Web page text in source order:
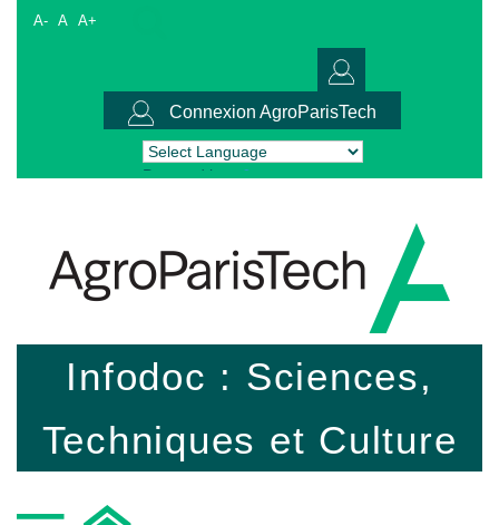
A- A A+
Connexion AgroParisTech
Powered by Translate
Infodoc : Sciences,
Techniques et Culture